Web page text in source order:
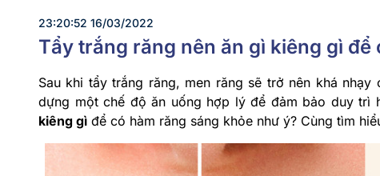
23:20:52 16/03/2022
Tẩy trắng răng nên ăn gì kiêng gì
Sau khi tẩy trắng răng, men răng sẽ trở nên khá
dựng một chế độ ăn uống hợp lý để đảm bảo duy trì
kiêng gì để có hàm răng sáng khỏe như ý? Cùng tìm